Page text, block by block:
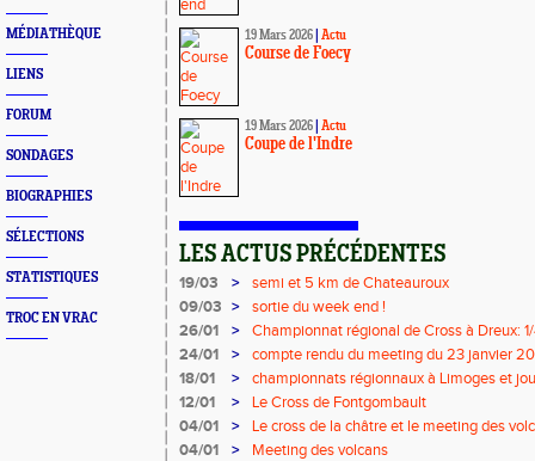
MÉDIATHÈQUE
LIENS
FORUM
SONDAGES
BIOGRAPHIES
SÉLECTIONS
STATISTIQUES
TROC EN VRAC
19 Mars 2026 Actu
Course de Foecy
19 Mars 2026 Actu
Coupe de l'Indre
LES ACTUS PRÉCÉDENTES
19/03 >
semi et 5 km de Chateauroux
09/03 >
sortie du week end !
26/01
>
Championnat régional de Cross à Dreux:
24/01
>
compte rendu du meeting du 23 janvier
18/01
>
championnats régionnaux à Limoges et
triathlon
12/01 >
Le Cross de Fontgombault
04/01
>
Le cross de la châtre et le meeting des
04/01
>
Meeting des volcans